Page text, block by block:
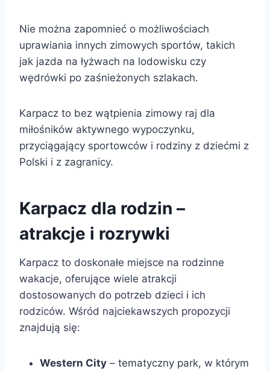
Nie można zapomnieć o możliwościach
uprawiania innych zimowych sportów, takich
jak jazda na łyżwach na lodowisku czy
wędrówki po zaśnieżonych szlakach.
Karpacz to bez wątpienia zimowy raj dla
miłośników aktywnego wypoczynku,
przyciągający sportowców i rodziny z dziećmi z
Polski i z zagranicy.
Karpacz dla rodzin –
atrakcje i rozrywki
Karpacz to doskonałe miejsce na rodzinne
wakacje, oferujące wiele atrakcji
dostosowanych do potrzeb dzieci i ich
rodziców. Wśród najciekawszych propozycji
znajdują się:
Western City – tematyczny park, w którym